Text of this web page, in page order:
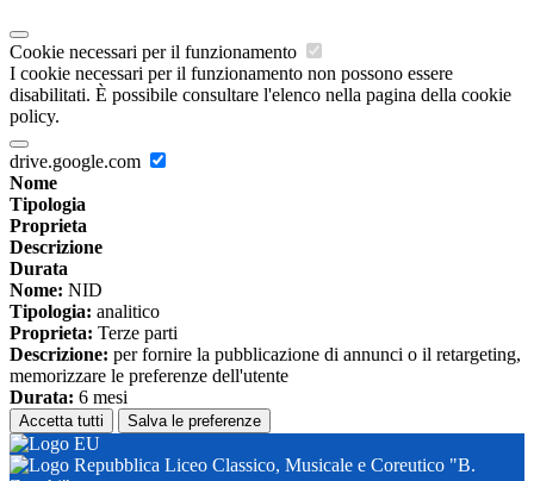
Cookie necessari per il funzionamento
I cookie necessari per il funzionamento non possono essere
disabilitati. È possibile consultare l'elenco nella pagina della cookie
policy.
drive.google.com
Nome
Tipologia
Proprieta
Descrizione
Durata
Nome: NID
Tipologia: analitico
Proprieta: Terze parti
Descrizione: per fornire la pubblicazione di annunci o il retargeting,
memorizzare le preferenze dell'utente
Durata: 6 mesi
Accetta tutti Salva le preferenze
Liceo Classico, Musicale e Coreutico "B.